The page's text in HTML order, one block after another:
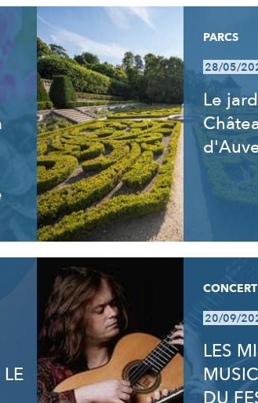
PARCS
28/05/
Le
CONCERT
20/09/
LES
DU